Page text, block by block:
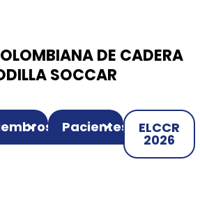
DE CADERA
SOCCAR
Pacientes ELCCR
2026